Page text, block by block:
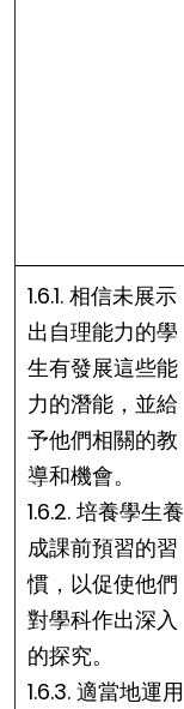
1.6.1. 相信未展示
出自理能力的學
生有發展這些能
力的潛能，並給
予他們相關的教
導和機會。
1.6.2. 培養學生養
成課前預習的習
慣，以促使他們
對學科作出深入
的探究。
1.6.3. 適當地運用